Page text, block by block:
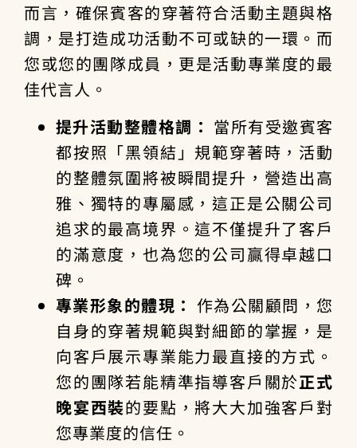
而言，確保賓客的穿著符合活動主題與格
調，是打造成功活動不可或缺的一環。而
您或您的團隊成員，更是活動專業度的最
佳代言人。
提升活動整體格調： 當所有受邀賓客
都按照「黑領結」規範穿著時，活動
的整體氛圍將被瞬間提升，營造出高
雅、獨特的專屬感，這正是公關公司
追求的最高境界。這不僅提升了客戶
的滿意度，也為您的公司贏得卓越口
碑。
專業形象的體現： 作為公關顧問，您
自身的穿著規範與對細節的掌握，是
向客戶展示專業能力最直接的方式。
您的團隊若能精準指導客戶關於正式
晚宴西裝的要點，將大大加強客戶對
您專業度的信任。